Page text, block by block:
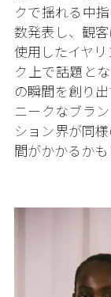
クで揺れる中
数発表し、観
使用したイヤ
ク上で話題と
の瞬間を創り
ニークなブラ
ション界が同
間がかかるかも